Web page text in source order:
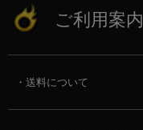
ご利用案内
送料について